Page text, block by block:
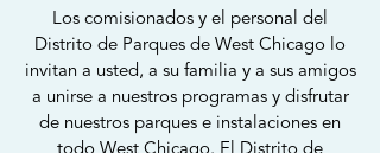
Los comisionados y el personal del
Distrito de Parques de West Chicago lo
invitan a usted, a su familia y a sus amigos
a unirse a nuestros programas y disfrutar
de nuestros parques e instalaciones en